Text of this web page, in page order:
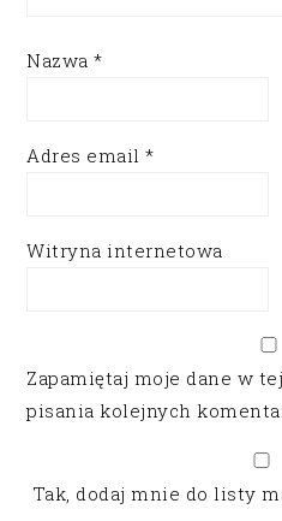
Nazwa*
Adres email*
Witryna internetowa
Zapamiętaj moje dane w
pisania kolejnych
Tak, dodaj mnie do listy